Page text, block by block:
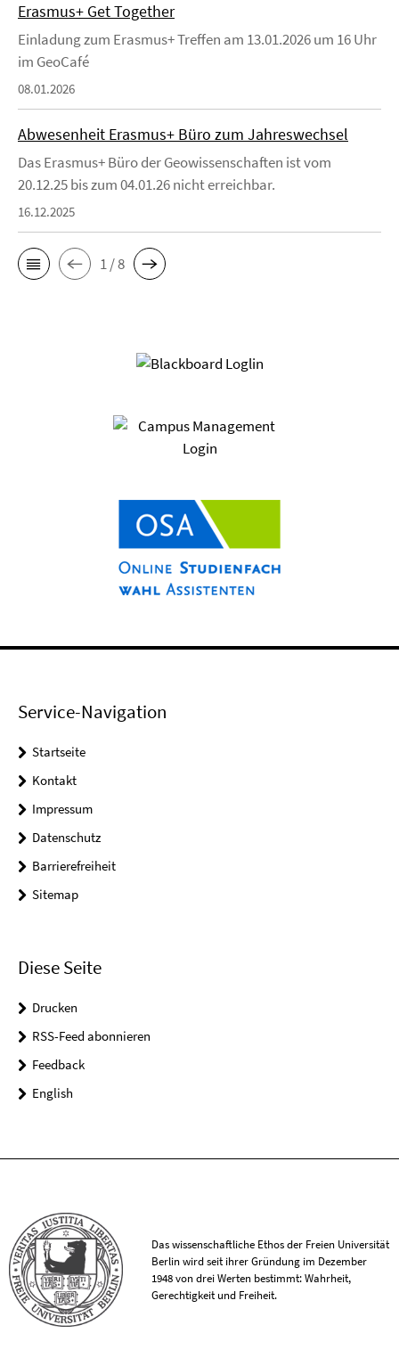
Erasmus+ Get Together
Einladung zum Erasmus+ Treffen am 13.01.2026 um 16 Uhr
im GeoCafé
08.01.2026
Abwesenheit Erasmus+ Büro zum Jahreswechsel
Das Erasmus+ Büro der Geowissenschaften ist vom
20.12.25 bis zum 04.01.26 nicht erreichbar.
16.12.2025
1 / 8
Service-Navigation
Startseite
Kontakt
Impressum
Datenschutz
Barrierefreiheit
Sitemap
Diese Seite
Drucken
RSS-Feed abonnieren
Feedback
English
Das wissenschaftliche Ethos der Freien Universität
Berlin wird seit ihrer Gründung im Dezember
1948 von drei Werten bestimmt: Wahrheit,
Gerechtigkeit und Freiheit.